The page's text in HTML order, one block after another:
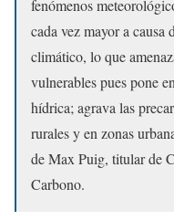
fenómenos
cada vez mayor a
climático, lo que
vulnerables pues pone
hídrica; agrava las
rurales y en zonas
de Max Puig, titular de
Carbono.